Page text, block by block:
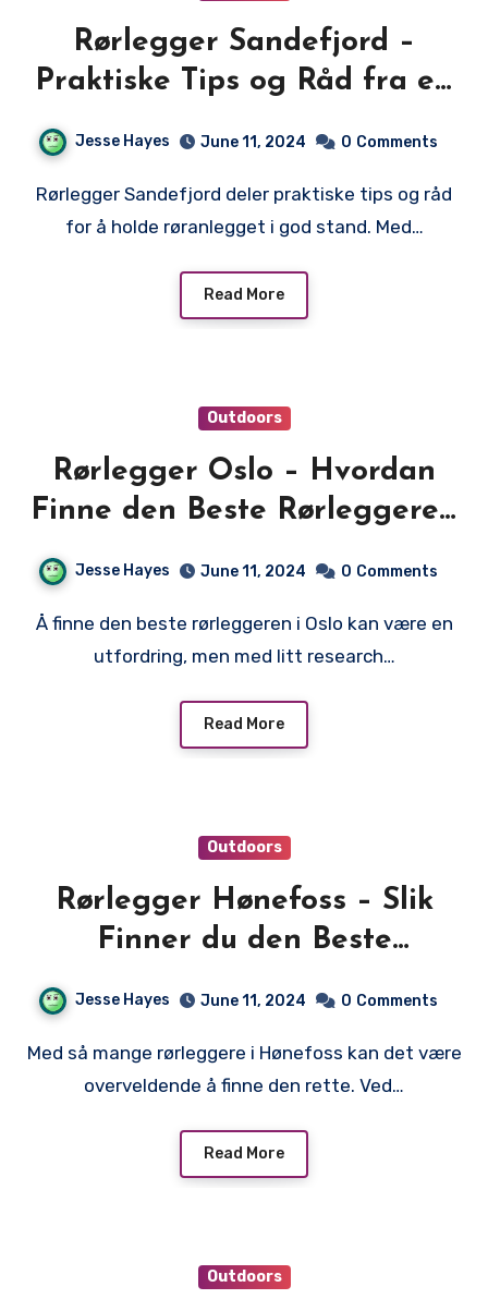
Rørlegger Sandefjord –
Praktiske Tips og Råd fra en
Jesse Hayes June 11, 2024 0 Comments
Rørlegger Sandefjord deler praktiske tips og råd
for å holde røranlegget i god stand. Med…
Read More
Outdoors
Rørlegger Oslo – Hvordan
Finne den Beste Rørleggeren
Jesse Hayes June 11, 2024 0 Comments
Å finne den beste rørleggeren i Oslo kan være en
utfordring, men med litt research…
Read More
Outdoors
Rørlegger Hønefoss – Slik
Finner du den Beste
Jesse Hayes June 11, 2024 0 Comments
Med så mange rørleggere i Hønefoss kan det være
overveldende å finne den rette. Ved…
Read More
Outdoors